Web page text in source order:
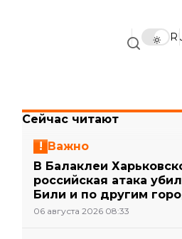
Сейчас читают
Важно
В Балаклеи
российская атака
Били и по другим
06 августа 2026 08:33